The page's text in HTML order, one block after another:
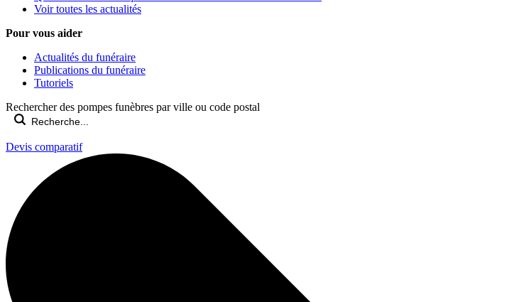
Voir toutes les actualités
Pour vous aider
Actualités du funéraire
Publications du funéraire
Tutoriels
Rechercher des pompes funèbres par ville ou code postal
Devis comparatif